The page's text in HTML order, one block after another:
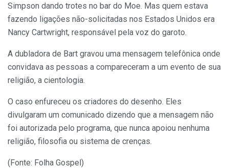
Simpson dando trotes no bar do Moe. Mas quem estava
fazendo ligações não-solicitadas nos Estados Unidos era
Nancy Cartwright, responsável pela voz do garoto.
A dubladora de Bart gravou uma mensagem telefônica onde
convidava as pessoas a compareceram a um evento de sua
religião, a cientologia.
O caso enfureceu os criadores do desenho. Eles
divulgaram um comunicado dizendo que a mensagem não
foi autorizada pelo programa, que nunca apoiou nenhuma
religião, filosofia ou sistema de crenças.
(Fonte: Folha Gospel)